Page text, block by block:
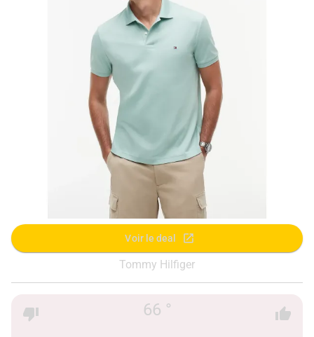
Voir le deal
Tommy Hilfiger
66 °